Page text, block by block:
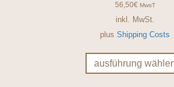
56,50€ MwsT
inkl. MwSt.
plus Shipping Costs
ausführung